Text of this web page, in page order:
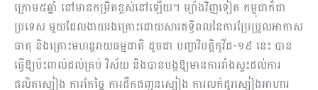
ក្រោម៥ឆ្នាំ នៅមានកម្រិតខ្ពស់នៅឡើយ។ ម្យ៉ាងវិញទៀត កម្ពុជាក៏ជា
ប្រទេស មួយដែលងាយរងគ្រោះដោយសារឥទិ្ធពលនៃការប្រែប្រួលអាកាស
ធាតុ និងគ្រោះមហន្តរាយធម្មជាតិ ដូចជា បញ្ហាវិបត្តិកូវីដ-១៩ នេះ បាន
ធ្វើឱ្យប៉ះពាល់ដល់គ្រប់ វិស័យ និងបានបង្កឱ្យមានការរាំងស្ទះដល់ការ
ផលិតស្បៀង ការកែច្នៃ ការដឹកជញ្ជូនស្បៀង ការលក់ដូរស្បៀងអាហារ